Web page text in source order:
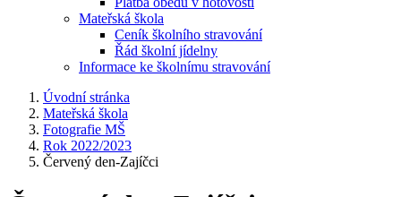
Mateřská škola
Ceník školního stravování
Řád školní jídelny
Informace ke školnímu stravování
Úvodní stránka
Mateřská škola
Fotografie MŠ
Rok 2022/2023
Červený den-Zajíčci